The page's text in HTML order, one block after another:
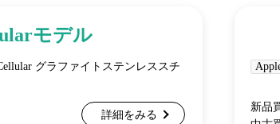
モデル
グラファイトステンレススチ
詳細をみる
新品